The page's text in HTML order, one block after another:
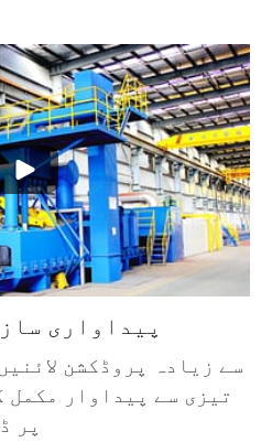
پیداواری
تیزی سے پیداوار
پر